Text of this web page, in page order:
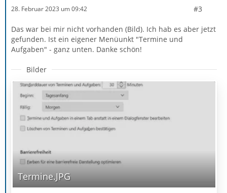
28. Februar 2023 um 09:42 #3
Das war bei mir nicht vorhanden (Bild). Ich hab es aber jetzt
gefunden. Ist ein eigener Menüunkt "Termine und
Aufgaben" - ganz unten. Danke schön!
Bilder
Termine.JPG